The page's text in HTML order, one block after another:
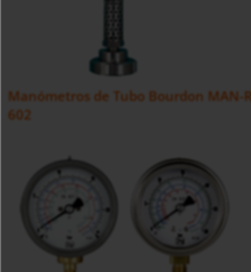
Manómetros de Tubo Bourdon MAN-
602